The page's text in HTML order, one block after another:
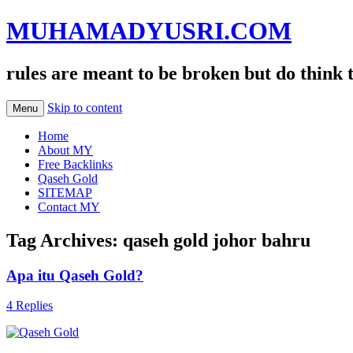
MUHAMADYUSRI.COM
rules are meant to be broken but do think
Menu Skip to content
Home
About MY
Free Backlinks
Qaseh Gold
SITEMAP
Contact MY
Tag Archives: qaseh gold johor bahru
Apa itu Qaseh Gold?
4 Replies